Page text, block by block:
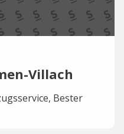
Villach
Bester